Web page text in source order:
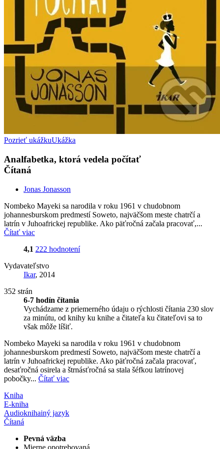
Pozrieť ukážkuUkážka
Analfabetka, ktorá vedela počítať
Čítaná
Jonas Jonasson
Nombeko Mayeki sa narodila v roku 1961 v chudobnom
johannesburskom predmestí Soweto, najväčšom meste chatrčí a
latrín v Juhoafrickej republike. Ako päťročná začala pracovať,...
Čítať viac
4,1 222 hodnotení
Vydavateľstvo
Ikar, 2014
352 strán
6-7 hodín čítania
Vychádzame z priemerného údaju o rýchlosti čítania 230 slov
za minútu, od knihy ku knihe a čitateľa ku čitateľovi sa to
však môže líšiť.
Nombeko Mayeki sa narodila v roku 1961 v chudobnom
johannesburskom predmestí Soweto, najväčšom meste chatrčí a
latrín v Juhoafrickej republike. Ako päťročná začala pracovať,
desaťročná osirela a štrnásťročná sa stala šéfkou latrínovej
pobočky... Čítať viac
Kniha
E-kniha
Audioknihainý jazyk
Čítaná
Pevná väzba
Mierne opotrebovaná